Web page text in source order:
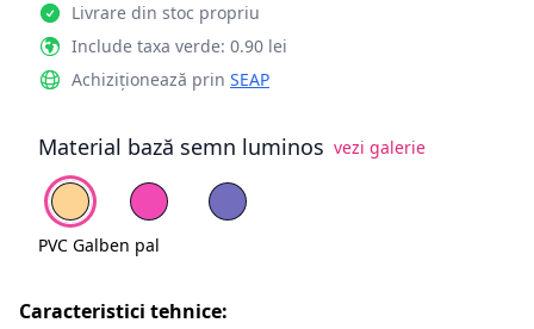
Livrare din stoc propriu
Include taxa verde: 0.90 lei
Achiziționează prin SEAP
Material bază semn luminos vezi galerie
Alege fundal
PVC Galben pal
PVC Roz PVC Mov
PVC Galben pal
Caracteristici tehnice: